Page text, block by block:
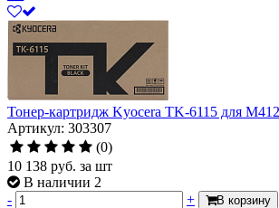
Тонер-картридж Kyocera TK-6115 для
Артикул: 303307
(0)
10 138 руб. за шт
В наличии 2
-
+ В корзину